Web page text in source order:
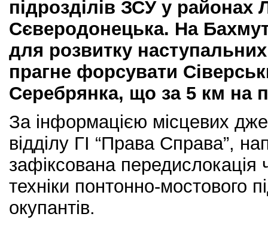
підрозділів ЗСУ у районах
Сєверодонецька. На
для розвитку
прагне форсувати
Серебрянка, що за 5 км на
За інформацією місцевих
відділу ГІ “Права Справа”,
зафіксована
техніки понтонно-мостового
окупантів.